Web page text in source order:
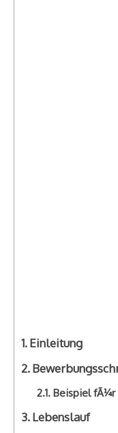
Einleitung
Beispiel fÃ¼r
Lebenslauf